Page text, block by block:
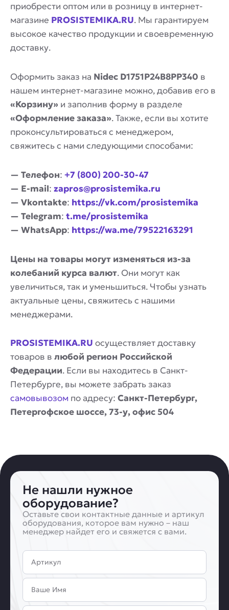
приобрести оптом или в розницу в интернет-
магазине PROSISTEMIKA.RU. Мы гарантируем
высокое качество продукции и своевременную
доставку.
Оформить заказ на Nidec D1751P24B8PP340 в
нашем интернет-магазине можно, добавив его в
«Корзину» и заполнив форму в разделе
«Оформление заказа». Также, если вы хотите
проконсультироваться с менеджером,
свяжитесь с нами следующими способами:
— Телефон: +7 (800) 200-30-47
— E-mail: zapros@prosistemika.ru
— Vkontakte: https://vk.com/prosistemika
— Telegram: t.me/prosistemika
— WhatsApp: https://wa.me/79522163291
Цены на товары могут изменяться из-за
колебаний курса валют. Они могут как
увеличиться, так и уменьшиться. Чтобы узнать
актуальные цены, свяжитесь с нашими
менеджерами.
PROSISTEMIKA.RU осуществляет доставку
товаров в любой регион Российской
Федерации. Если вы находитесь в Санкт-
Петербурге, вы можете забрать заказ
самовывозом по адресу: Санкт-Петербург,
Петергофское шоссе, 73-у, офис 504
Не нашли нужное
оборудование?
Оставьте свои контактные данные и артикул
оборудования, которое вам нужно – наш
менеджер найдет его и свяжется с вами.
Артикул
Имя